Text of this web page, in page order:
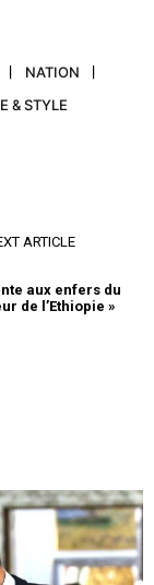
NATION
& STYLE
ARTICLE
aux enfers du
de l’Ethiopie »